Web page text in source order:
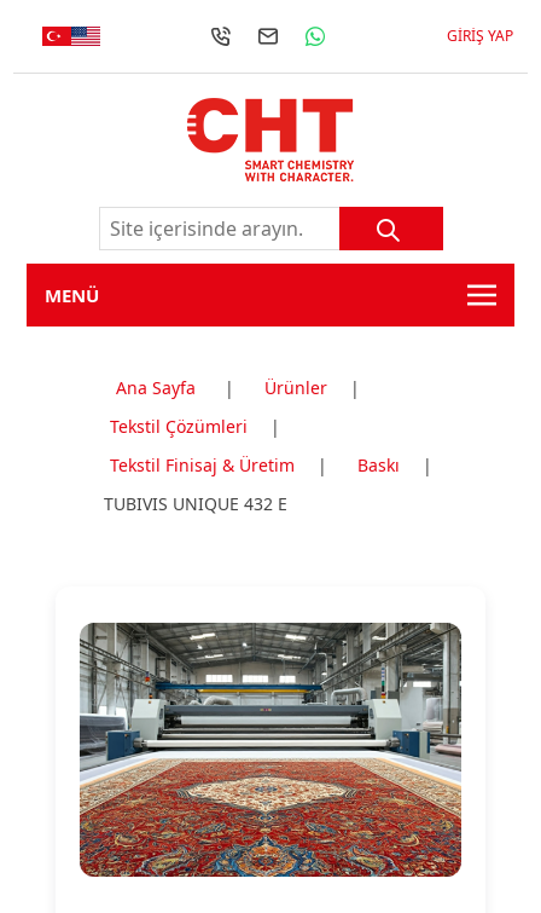
GIRIŞ YAP
MENÜ
Ana Sayfa | Ürünler
|
Tekstil Çözümleri
|
Tekstil Finisaj & Üretim
| Baskı
|
TUBIVIS UNIQUE 432 E